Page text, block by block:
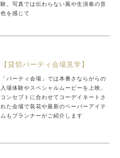
験。写真では伝わらない風や生演奏の音
色を感じて
【貸切パーティ会場見学】
「パーティ会場」では本番さならがらの
入場体験やスペシャルムービーを上映。
コンセプトに合わせてコーデイネートさ
れた会場で装花や最新のペーパーアイテ
ムもプランナーがご紹介します